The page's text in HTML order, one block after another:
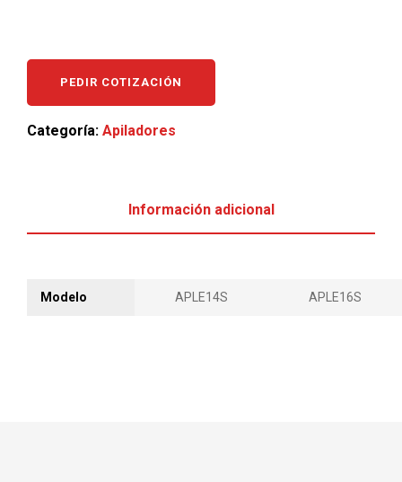
PEDIR COTIZACIÓN
Categoría: Apiladores
Información adicional
Modelo APLE14S APLE16S